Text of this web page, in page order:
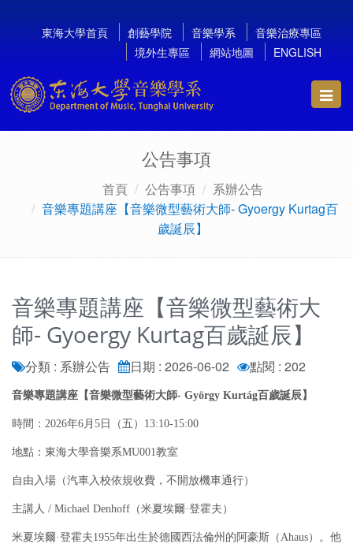
東海大學首頁 創藝學院 音樂學系
音樂治療專區
境外生專區
網站地圖 ENGLISH
公告事項
首頁 公告事項
系辦公告
音樂專題講座【音樂微型藝術大師- Gyoergy Kurtag百
歲誕辰】
音樂專題講座【音樂微型藝術大
師- Gyoergy Kurtag百歲誕辰】
分類 : 系辦公告 日期 : 2026-06-02 點閱 : 202
音樂專題講座【音樂微型藝術大師- György Kurtág百歲誕辰】
時間：2026年6月5日（五）13:10-15:00
地點：東海大學音樂系MU001教室
自由入場（汽車入校依規收費，不開放機車通行）
主講人 / Michael Denhoff（米夏埃爾·登霍夫）
米夏埃爾·登霍夫1955年出生於德國西法倫州的阿豪斯（Ahaus）。他